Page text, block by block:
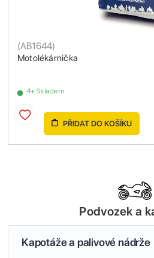
Motolékárnička
(AB1644)
4+ Skladem
PŘIDAT DO KOŠÍKU
Podvozek a
Kapotáže a palivové nádrže